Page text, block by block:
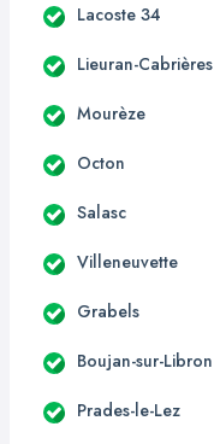
Lacoste 34
Lieuran-Cabrières
Mourèze
Octon
Salasc
Villeneuvette
Grabels
Boujan-sur-Libron
Prades-le-Lez